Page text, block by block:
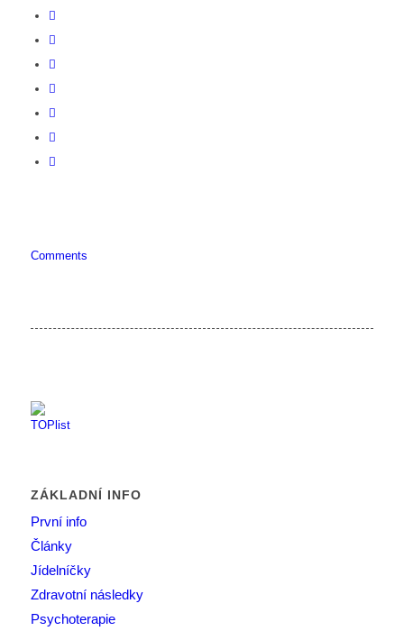
Comments
ZÁKLADNÍ INFO
První info
Články
Jídelníčky
Zdravotní následky
Psychoterapie